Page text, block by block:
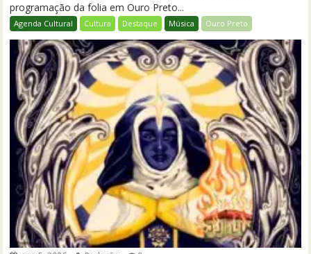
programação da folia em Ouro Preto...
Agenda Cultural Cultura Destaque Música Ouro Preto